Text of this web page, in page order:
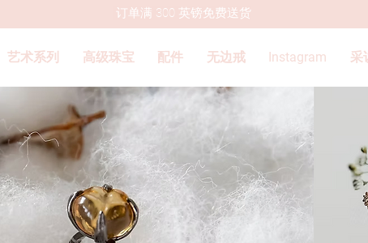
艺术系列 高级珠宝 配件 无边戒 Instagram 采
订单满 300 英镑免费送货